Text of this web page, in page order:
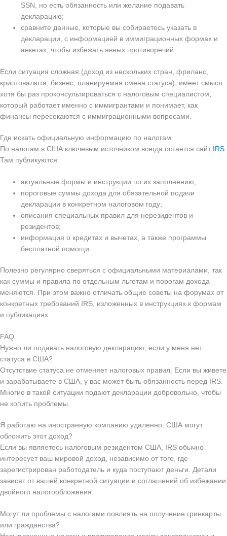
SSN, но есть обязанность или желание подавать
декларацию;
сравните данные, которые вы собираетесь указать в
декларации, с информацией в иммиграционных формах и
анкетах, чтобы избежать явных противоречий.
Если ситуация сложная (доход из нескольких стран, фриланс,
криптовалюта, бизнес, планируемая смена статуса), имеет смысл
хотя бы раз проконсультироваться с налоговым специалистом,
который работает именно с иммигрантами и понимает, как
финансы пересекаются с иммиграционными вопросами.
Где искать официальную информацию по налогам
По налогам в США ключевым источником всегда остается сайт
IRS.
Там публикуются:
актуальные формы и инструкции по их заполнению;
пороговые суммы дохода для обязательной подачи
декларации в конкретном налоговом году;
описания специальных правил для нерезидентов и
резидентов;
информация о кредитах и вычетах, а также программы
бесплатной помощи.
Полезно регулярно сверяться с официальными материалами, так
как суммы и правила по отдельным льготам и порогам дохода
меняются. При этом важно отличать общие советы на форумах от
конкретных требований IRS, изложенных в инструкциях к формам
и публикациях.
FAQ
Нужно ли подавать налоговую декларацию, если у меня нет
статуса в США?
Отсутствие статуса не отменяет налоговых правил. Если вы живете
и зарабатываете в США, у вас может быть обязанность перед IRS.
Многие в такой ситуации подают декларации добровольно, чтобы
не копить проблемы.
Я работаю на иностранную компанию удаленно. США могут
обложить этот доход?
Если вы являетесь налоговым резидентом США, IRS обычно
интересует ваш мировой доход, независимо от того, где
зарегистрирован работодатель и куда поступают деньги. Детали
зависят от вашей конкретной ситуации и соглашений об избежании
двойного налогообложения.
Могут ли проблемы с налогами повлиять на получение гринкарты
или гражданства?